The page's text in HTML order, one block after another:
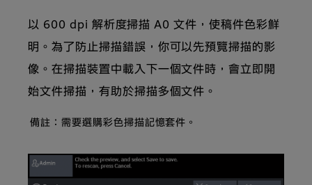
以 600 dpi 解析度掃描 A0 文件，使稿件色彩鮮
明。為了防止掃描錯誤，你可以先預覽掃描的影
像。在掃描裝置中載入下一個文件時，會立即開
始文件掃描，有助於掃描多個文件。
備註：需要選購彩色掃描記憶套件。